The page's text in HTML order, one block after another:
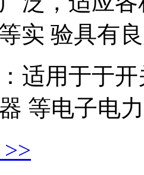
实 验具有
适用于于
等电子电